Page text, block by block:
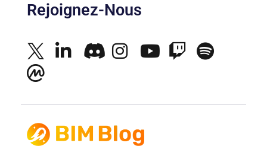
Rejoignez-Nous